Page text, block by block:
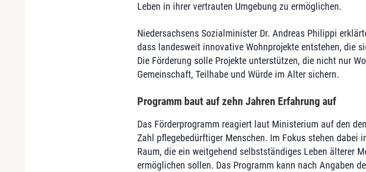
Leben in ihrer vertrauten Umgebung zu ermöglichen.
Niedersachsens Sozialminister Dr. Andreas Philippi
dass landesweit innovative Wohnprojekte entstehen, die
Die Förderung solle Projekte unterstützen, die nicht nur
Gemeinschaft, Teilhabe und Würde im Alter sichern.
Programm baut auf zehn Jahren Erfahrung auf
Das Förderprogramm reagiert laut Ministerium auf den
Zahl pflegebedürftiger Menschen. Im Fokus stehen dabei
Raum, die ein weitgehend selbstständiges Leben älterer
ermöglichen sollen. Das Programm kann nach Angaben